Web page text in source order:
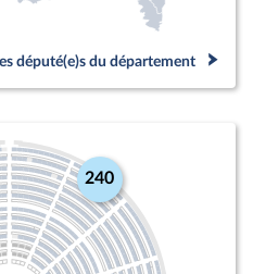
député(e)s du département
240